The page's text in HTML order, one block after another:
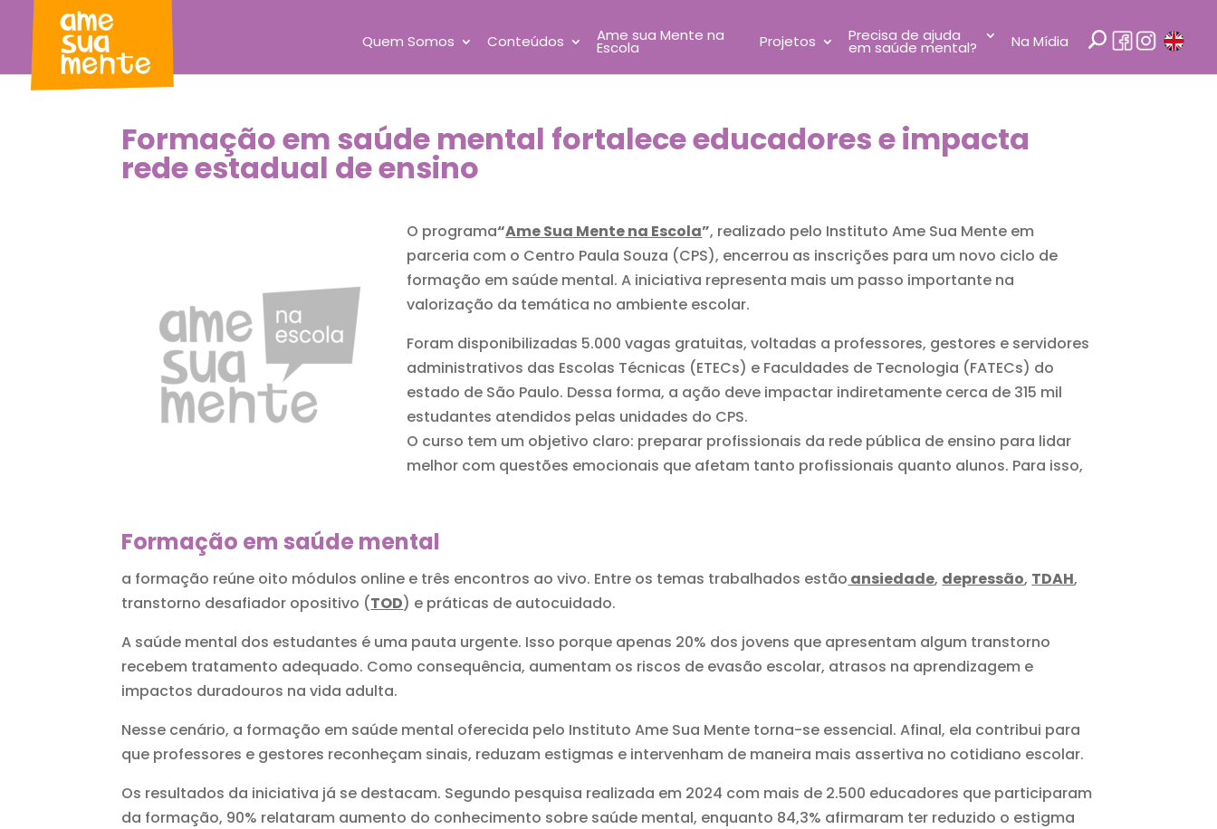
Quem Somos Conteúdos Ame sua Mente na
Escola Projetos Precisa de ajuda
em saúde mental? Na Mídia
Formação em saúde mental fortalece educadores e impacta
rede estadual de ensino
O programa“Ame Sua Mente na Escola”, realizado pelo Instituto Ame Sua Mente em
parceria com o Centro Paula Souza (CPS), encerrou as inscrições para um novo ciclo de
formação em saúde mental. A iniciativa representa mais um passo importante na
valorização da temática no ambiente escolar.
Foram disponibilizadas 5.000 vagas gratuitas, voltadas a professores, gestores e servidores
administrativos das Escolas Técnicas (ETECs) e Faculdades de Tecnologia (FATECs) do
estado de São Paulo. Dessa forma, a ação deve impactar indiretamente cerca de 315 mil
estudantes atendidos pelas unidades do CPS.
Formação em saúde mental
O curso tem um objetivo claro: preparar profissionais da rede pública de ensino para lidar
melhor com questões emocionais que afetam tanto profissionais quanto alunos. Para isso,
a formação reúne oito módulos online e três encontros ao vivo. Entre os temas trabalhados estão ansiedade, depressão, TDAH,
transtorno desafiador opositivo (TOD) e práticas de autocuidado.
A saúde mental dos estudantes é uma pauta urgente. Isso porque apenas 20% dos jovens que apresentam algum transtorno
recebem tratamento adequado. Como consequência, aumentam os riscos de evasão escolar, atrasos na aprendizagem e
impactos duradouros na vida adulta.
Nesse cenário, a formação em saúde mental oferecida pelo Instituto Ame Sua Mente torna-se essencial. Afinal, ela contribui para
que professores e gestores reconheçam sinais, reduzam estigmas e intervenham de maneira mais assertiva no cotidiano escolar.
Os resultados da iniciativa já se destacam. Segundo pesquisa realizada em 2024 com mais de 2.500 educadores que participaram
da formação, 90% relataram aumento do conhecimento sobre saúde mental, enquanto 84,3% afirmaram ter reduzido o estigma